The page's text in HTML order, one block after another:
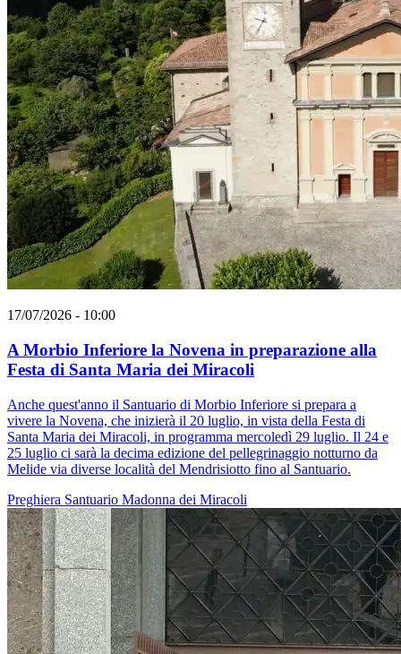
17/07/2026 - 10:00
A Morbio Inferiore la Novena in preparazione alla
Festa di Santa Maria dei Miracoli
Anche quest'anno il Santuario di Morbio Inferiore si prepara a
vivere la Novena, che inizierà il 20 luglio, in vista della Festa di
Santa Maria dei Miracoli, in programma mercoledì 29 luglio. Il 24 e
25 luglio ci sarà la decima edizione del pellegrinaggio notturno da
Melide via diverse località del Mendrisiotto fino al Santuario.
Preghiera Santuario Madonna dei Miracoli